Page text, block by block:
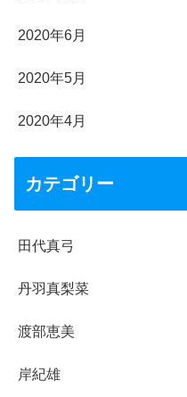
2020年6月
2020年5月
2020年4月
カテゴリー
田代真弓
丹羽真梨菜
渡部恵美
岸紀雄